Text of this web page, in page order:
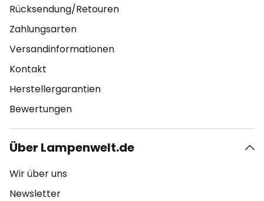
Rücksendung/Retouren
Zahlungsarten
Versandinformationen
Kontakt
Herstellergarantien
Bewertungen
Über Lampenwelt.de
Wir über uns
Newsletter